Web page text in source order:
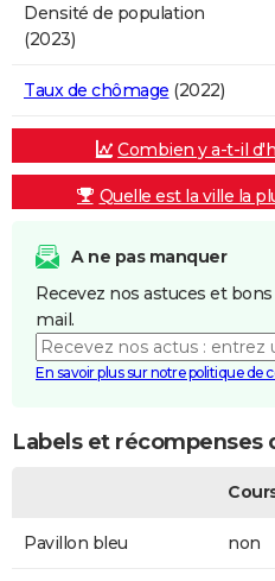
Densité de population
(2023)
Taux de chômage (2022)
Combien y a-t-il
Quelle est la ville la
A ne pas manquer
Recevez nos astuces et
mail.
En savoir plus sur notre politique de
Labels et récompenses
Pavillon bleu non